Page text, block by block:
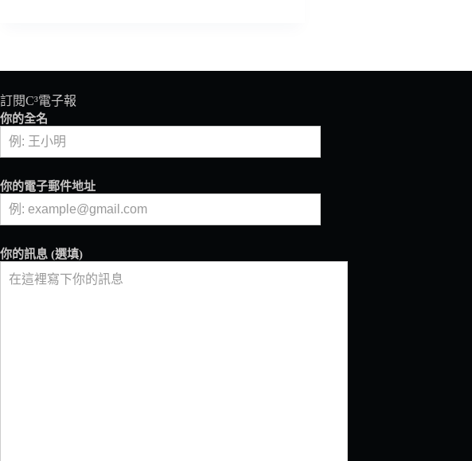
代
咖
啡，
今
天
要
喝
點
什
呢？
訂閱C³電子報
你的全名
你的電子郵件地址
你的訊息 (選填)